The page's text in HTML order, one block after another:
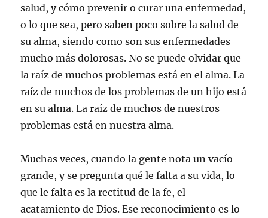
salud, y cómo prevenir o curar una enfermedad,
o lo que sea, pero saben poco sobre la salud de
su alma, siendo como son sus enfermedades
mucho más dolorosas. No se puede olvidar que
la raíz de muchos problemas está en el alma. La
raíz de muchos de los problemas de un hijo está
en su alma. La raíz de muchos de nuestros
problemas está en nuestra alma.
Muchas veces, cuando la gente nota un vacío
grande, y se pregunta qué le falta a su vida, lo
que le falta es la rectitud de la fe, el
acatamiento de Dios. Ese reconocimiento es lo